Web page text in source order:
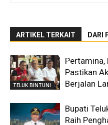
ARTIKEL TERKAIT DARI
TELUK BINTUNI
Pertamina,
Pastikan
Berjalan
Bupati
Raih